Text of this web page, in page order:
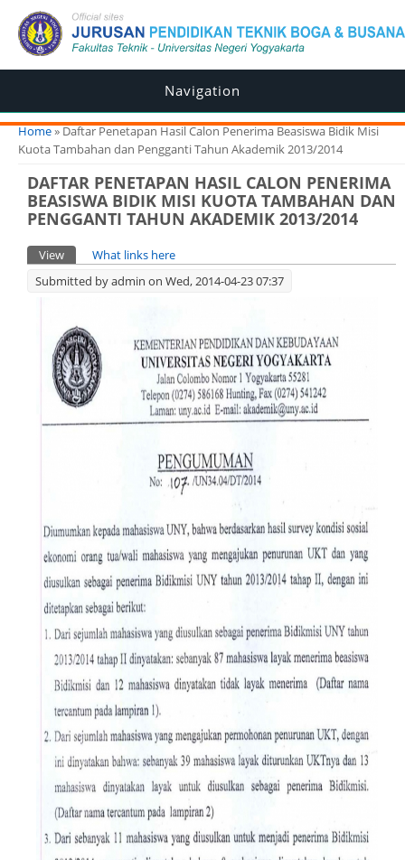
Navigation
You are here
Home» Daftar Penetapan Hasil Calon Penerima Beasiswa Bidik Misi
Kuota Tambahan dan Pengganti Tahun Akademik 2013/2014
DAFTAR PENETAPAN HASIL CALON PENERIMA
BEASISWA BIDIK MISI KUOTA TAMBAHAN DAN
PENGGANTI TAHUN AKADEMIK 2013/2014
Primary tabs
View (active tab)
What links here
Submitted byadmin on Wed, 2014-04-23 07:37